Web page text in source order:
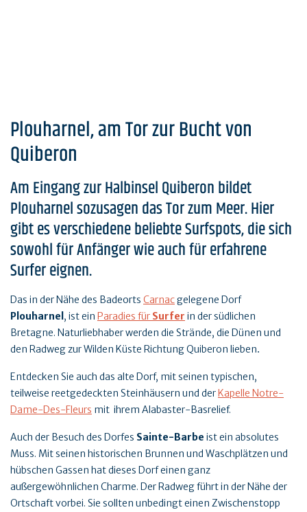
Plouharnel, am Tor zur Bucht von
Quiberon
Am Eingang zur Halbinsel Quiberon bildet
Plouharnel sozusagen das Tor zum Meer. Hier
gibt es verschiedene beliebte Surfspots, die sich
sowohl für Anfänger wie auch für erfahrene
Surfer eignen.
Das in der Nähe des Badeorts Carnacgelegene Dorf
Plouharnel , ist ein Paradies für Surfer in der südlichen
Bretagne. Naturliebhaber werden die Strände, die Dünen und
den Radweg zur Wilden Küste Richtung Quiberon lieben.
Entdecken Sie auch das alte Dorf, mit seinen typischen,
teilweise reetgedeckten Steinhäusern und derKapelle Notre-
Dame-Des-Fleurs mit ihrem Alabaster-Basrelief.
Auch der Besuch des Dorfes Sainte-Barbe ist ein absolutes
Muss. Mit seinen historischen Brunnen und Waschplätzen und
hübschen Gassen hat dieses Dorf einen ganz
außergewöhnlichen Charme. Der Radweg führt in der Nähe der
Ortschaft vorbei. Sie sollten unbedingt einen Zwischenstopp